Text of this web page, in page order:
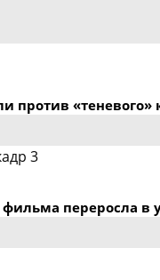
против «теневого»
переросла в